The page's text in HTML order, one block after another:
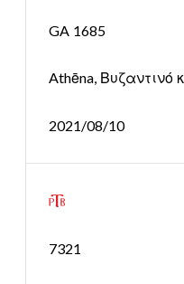
GA 1685
Athēna, Βυζαντινό
2021/08/10
7321